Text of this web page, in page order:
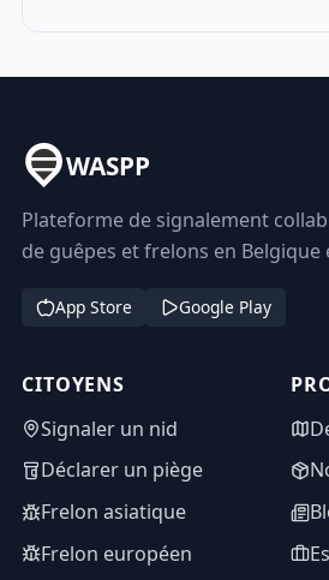
WASPP
Plateforme de signalement
de guêpes et frelons en Belgique
App Store Google Play
CITOYENS
Signaler un nid
Déclarer un piège
Frelon asiatique
Frelon européen